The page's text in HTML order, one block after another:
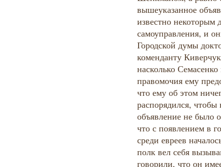
вышеуказанное
известно некоторым
самоуправления, и
Городской думы
коменданту
насколько
правомочия ему
что ему об этом
распорядился,
объявление не было
что с появлением в
среди евреев
полк вел себя
говорили, что он